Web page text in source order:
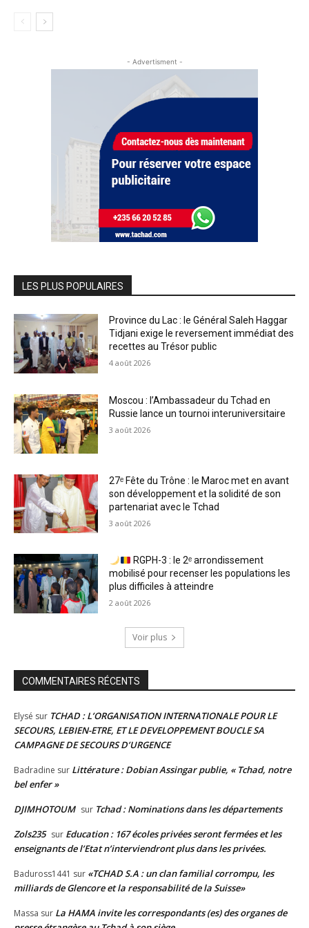
- Advertisment -
LES PLUS POPULAIRES
Province du Lac : le Général Saleh Haggar
Tidjani exige le reversement immédiat des
recettes au Trésor public
4 août 2026
Moscou : l’Ambassadeur du Tchad en
Russie lance un tournoi interuniversitaire
3 août 2026
27ᵉ Fête du Trône : le Maroc met en avant
son développement et la solidité de son
partenariat avec le Tchad
3 août 2026
RGPH-3 : le 2ᵉ arrondissement
mobilisé pour recenser les populations les
plus difficiles à atteindre
2 août 2026
Voir plus
COMMENTAIRES RÉCENTS
Elysé sur TCHAD : L’ORGANISATION INTERNATIONALE POUR LE
SECOURS, LEBIEN-ETRE, ET LE DEVELOPPEMENT BOUCLE SA
CAMPAGNE DE SECOURS D’URGENCE
Badradine sur Littérature : Dobian Assingar publie, « Tchad, notre
bel enfer »
DJIMHOTOUM sur Tchad : Nominations dans les départements
Zols235 sur Education : 167 écoles privées seront fermées et les
enseignants de l’Etat n’interviendront plus dans les privées.
Baduross1441 sur «TCHAD S.A : un clan familial corrompu, les
milliards de Glencore et la responsabilité de la Suisse»
Massa sur La HAMA invite les correspondants (es) des organes de